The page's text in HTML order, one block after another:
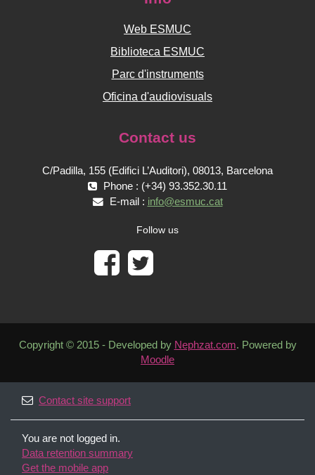
Web ESMUC
Biblioteca ESMUC
Parc d'instruments
Oficina d'audiovisuals
Contact us
C/Padilla, 155 (Edifici L’Auditori), 08013, Barcelona
Phone : (+34) 93.352.30.11
E-mail : info@esmuc.cat
Follow us
Copyright © 2015 - Developed by Nephzat.com. Powered by
Moodle
Contact site support
You are not logged in.
Data retention summary
Get the mobile app